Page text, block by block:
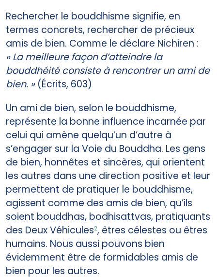
Rechercher le bouddhisme signifie, en
termes concrets, rechercher de précieux
amis de bien. Comme le déclare Nichiren :
« La meilleure façon d’atteindre la
bouddhéité consiste à rencontrer un ami de
bien. »(Écrits, 603)
Un ami de bien, selon le bouddhisme,
représente la bonne influence incarnée par
celui qui amène quelqu’un d’autre à
s’engager sur la Voie du Bouddha. Les gens
de bien, honnêtes et sincères, qui orientent
les autres dans une direction positive et leur
permettent de pratiquer le bouddhisme,
agissent comme des amis de bien, qu’ils
soient bouddhas, bodhisattvas, pratiquants
des Deux Véhicules2, êtres célestes ou êtres
humains. Nous aussi pouvons bien
évidemment être de formidables amis de
bien pour les autres.